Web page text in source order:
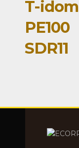
T-idom
PE100
SDR11